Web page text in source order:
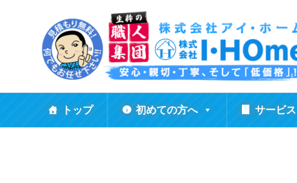
ッ
プ
トップ 初めての方へ サービス